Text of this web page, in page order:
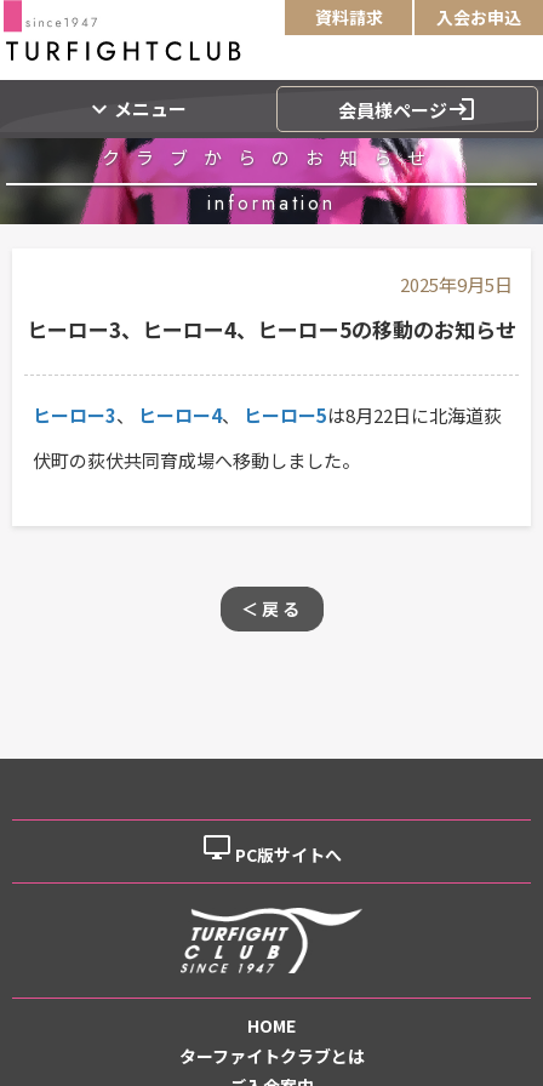
資料請求 入会お申込
expand_more メニュー 会員様ページlogin
クラブからのお知らせ
information
2025年9月5日
ヒーロー3、ヒーロー4、ヒーロー5の移動のお知らせ
ヒーロー3、 ヒーロー4、 ヒーロー5は8月22日に北海道荻
伏町の荻伏共同育成場へ移動しました。
＜戻る
desktop_windows PC版サイトへ
HOME
ターファイトクラブとは